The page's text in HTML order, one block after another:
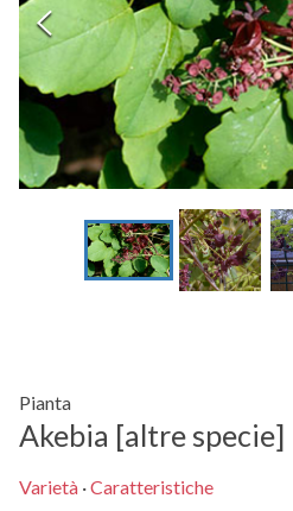
Pianta
Akebia [altre specie]
Varietà ·Caratteristiche